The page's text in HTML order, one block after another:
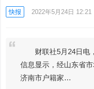
快报 2022年5月24日 12:21
财联社5月24日电
信息显示，经山东省
济南市户籍家…